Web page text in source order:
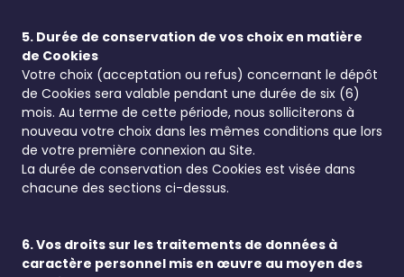
5. Durée de conservation de vos choix en matière
de Cookies
Votre choix (acceptation ou refus) concernant le dépôt
de Cookies sera valable pendant une durée de six (6)
mois. Au terme de cette période, nous solliciterons à
nouveau votre choix dans les mêmes conditions que lors
de votre première connexion au Site.
La durée de conservation des Cookies est visée dans
chacune des sections ci-dessus.
6. Vos droits sur les traitements de données à
caractère personnel mis en œuvre au moyen des